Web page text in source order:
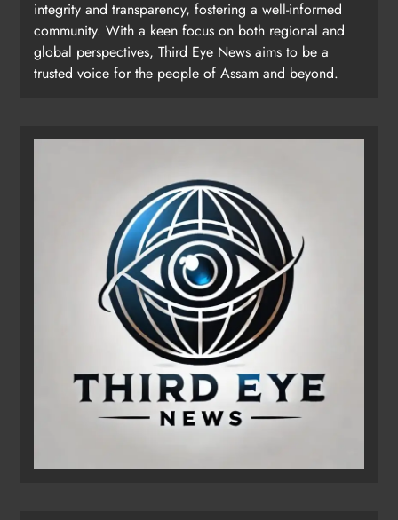
integrity and transparency, fostering a well-informed
community. With a keen focus on both regional and
global perspectives, Third Eye News aims to be a
trusted voice for the people of Assam and beyond.